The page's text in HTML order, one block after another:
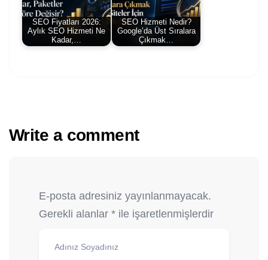
SEO Fiyatları 2026:
Aylık SEO Hizmeti Ne
Kadar,…
SEO Hizmeti Nedir?
Google’da Üst Sıralara
Çıkmak…
Write a comment
E-posta adresiniz yayınlanmayacak.
Gerekli alanlar * ile işaretlenmişlerdir